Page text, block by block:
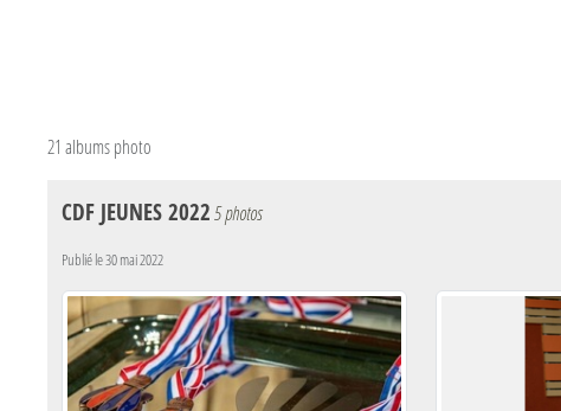
21 albums photo
CDF JEUNES 2022 5 photos
Publié le30 mai 2022